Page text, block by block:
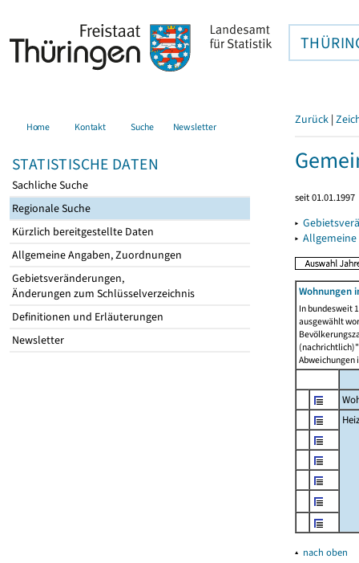
Home Kontakt Suche Newsletter
STATISTISCHE DATEN
Sachliche Suche
Regionale Suche
Kürzlich bereitgestellte Daten
Allgemeine Angaben, Zuordnungen
Gebietsveränderungen,
Änderungen zum Schlüsselverzeichnis
Definitionen und Erläuterungen
Newsletter
Zurück |
seit 01.01.1997
▸
▸
Wohnungen
In bundesweit
ausgewählt
Abweichungen
▴ nach oben